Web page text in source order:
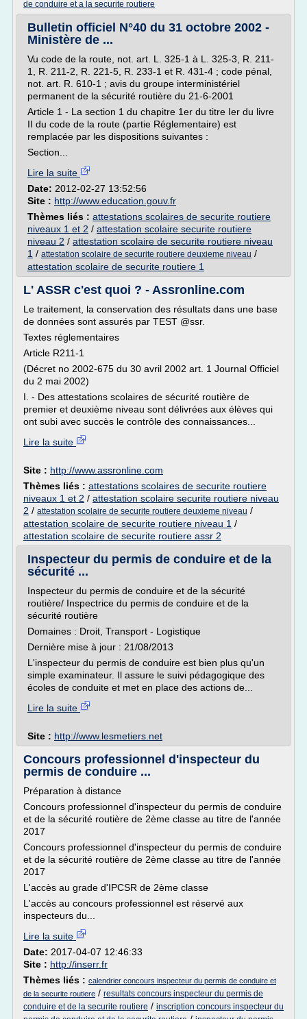
de conduire et a la securite routiere
Bulletin officiel N°40 du 31 octobre 2002 -
Ministère de ...
Vu code de la route, not. art. L. 325-1 à L. 325-3, R. 211-
1, R. 211-2, R. 221-5, R. 233-1 et R. 431-4 ; code pénal,
not. art. R. 610-1 ; avis du groupe interministériel
permanent de la sécurité routière du 21-6-2001
Article 1 - La section 1 du chapitre 1er du titre Ier du livre
II du code de la route (partie Réglementaire) est
remplacée par les dispositions suivantes :
Section...
Lire la suite
Date: 2012-02-27 13:52:56
Site : http://www.education.gouv.fr
Thèmes liés : attestations scolaires de securite routiere
niveaux 1 et 2 / attestation scolaire securite routiere
niveau 2 / attestation scolaire de securite routiere niveau
1 / attestation scolaire de securite routiere deuxieme niveau /
attestation scolaire de securite routiere 1
L' ASSR c'est quoi ? - Assronline.com
Le traitement, la conservation des résultats dans une base
de données sont assurés par TEST @ssr.
Textes réglementaires
Article R211-1
(Décret no 2002-675 du 30 avril 2002 art. 1 Journal Officiel
du 2 mai 2002)
I. - Des attestations scolaires de sécurité routière de
premier et deuxième niveau sont délivrées aux élèves qui
ont subi avec succès le contrôle des connaissances...
Lire la suite
Site : http://www.assronline.com
Thèmes liés : attestations scolaires de securite routiere
niveaux 1 et 2 / attestation scolaire securite routiere niveau
2 / attestation scolaire de securite routiere deuxieme niveau /
attestation scolaire de securite routiere niveau 1 /
attestation scolaire de securite routiere assr 2
Inspecteur du permis de conduire et de la
sécurité ...
Inspecteur du permis de conduire et de la sécurité
routière/ Inspectrice du permis de conduire et de la
sécurité routière
Domaines : Droit, Transport - Logistique
Dernière mise à jour : 21/08/2013
L'inspecteur du permis de conduire est bien plus qu'un
simple examinateur. Il assure le suivi pédagogique des
écoles de conduite et met en place des actions de...
Lire la suite
Site : http://www.lesmetiers.net
Concours professionnel d'inspecteur du
permis de conduire ...
Préparation à distance
Concours professionnel d'inspecteur du permis de conduire
et de la sécurité routière de 2ème classe au titre de l'année
2017
Concours professionnel d'inspecteur du permis de conduire
et de la sécurité routière de 2ème classe au titre de l'année
2017
L'accès au grade d'IPCSR de 2ème classe
L'accès au concours professionnel est réservé aux
inspecteurs du...
Lire la suite
Date: 2017-04-07 12:46:33
Site : http://inserr.fr
Thèmes liés : calendrier concours inspecteur du permis de conduire et
de la securite routiere / resultats concours inspecteur du permis de
conduire et de la securite routiere / inscription concours inspecteur du